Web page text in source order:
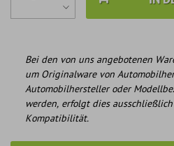
Bei den von uns angebotenen
um Originalware von
Automobilhersteller oder
werden, erfolgt dies
Kompatibilität.